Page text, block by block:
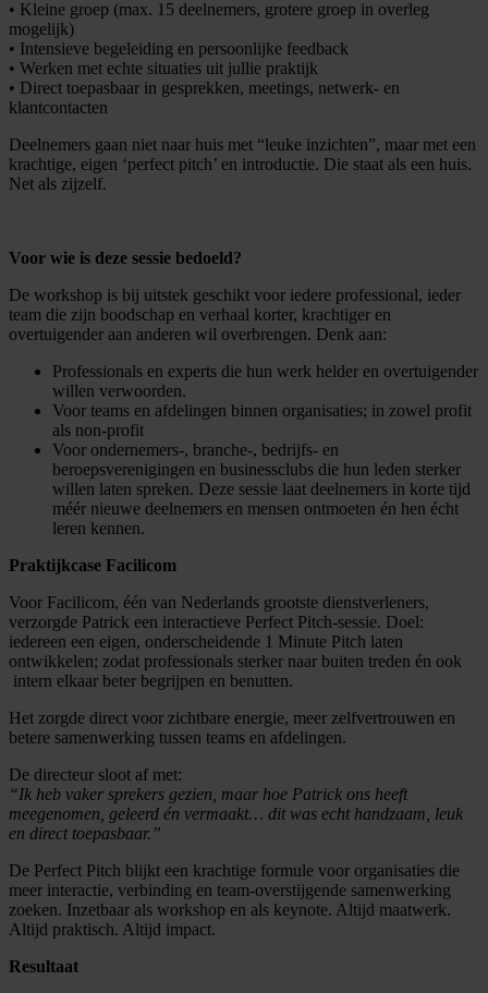
• Kleine groep (max. 15 deelnemers, grotere groep in overleg
mogelijk)
• Intensieve begeleiding en persoonlijke feedback
• Werken met echte situaties uit jullie praktijk
• Direct toepasbaar in gesprekken, meetings, netwerk- en
klantcontacten
Deelnemers gaan niet naar huis met “leuke inzichten”, maar met een
krachtige, eigen ‘perfect pitch’ en introductie. Die staat als een huis.
Net als zijzelf.
Voor wie is deze sessie bedoeld?
De workshop is bij uitstek geschikt voor iedere professional, ieder
team die zijn boodschap en verhaal korter, krachtiger en
overtuigender aan anderen wil overbrengen. Denk aan:
Professionals en experts die hun werk helder en overtuigender
willen verwoorden.
Voor teams en afdelingen binnen organisaties; in zowel profit
als non-profit
Voor ondernemers-, branche-, bedrijfs- en
beroepsverenigingen en businessclubs die hun leden sterker
willen laten spreken. Deze sessie laat deelnemers in korte tijd
méér nieuwe deelnemers en mensen ontmoeten én hen écht
leren kennen.
Praktijkcase Facilicom
Voor Facilicom, één van Nederlands grootste dienstverleners,
verzorgde Patrick een interactieve Perfect Pitch-sessie. Doel:
iedereen een eigen, onderscheidende 1 Minute Pitch laten
ontwikkelen; zodat professionals sterker naar buiten treden én ook
intern elkaar beter begrijpen en benutten.
Het zorgde direct voor zichtbare energie, meer zelfvertrouwen en
betere samenwerking tussen teams en afdelingen.
De directeur sloot af met:
“Ik heb vaker sprekers gezien, maar hoe Patrick ons heeft
meegenomen, geleerd én vermaakt… dit was echt handzaam, leuk
en direct toepasbaar.”
De Perfect Pitch blijkt een krachtige formule voor organisaties die
meer interactie, verbinding en team-overstijgende samenwerking
zoeken. Inzetbaar als workshop en als keynote. Altijd maatwerk.
Altijd praktisch. Altijd impact.
Resultaat